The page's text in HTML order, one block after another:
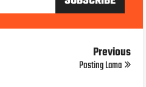
Previous
Posting Lama